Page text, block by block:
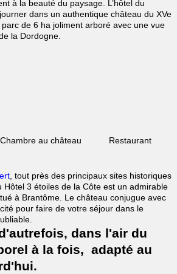
à la beauté du paysage. L’hôtel du
dans un authentique château du XVe
de 6 ha joliment arboré avec une vue
la Dordogne.
Chambre au château Restaurant
, tout près des principaux sites historiques
Hôtel 3 étoiles de la Côte est un admirable
à Brantôme. Le château conjugue avec
pour faire de votre séjour dans le
dans l'air du
à la fois, adapté au